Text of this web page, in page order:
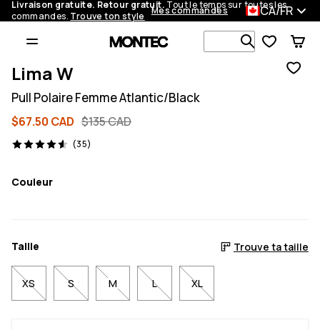
Livraison gratuite. Retour gratuit. Tout le temps sur toutes les
commandes. Trouve ton style Mes commandes CA/FR
Recherche
Lima W
Pull Polaire Femme Atlantic/Black
$67.50 CAD $135 CAD
(35)
35 avis, 4.6/5
Couleur
Taille Trouve ta taille
XS S M L XL